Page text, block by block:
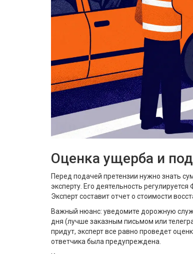
Оценка ущерба и
Перед подачей претензии нужно знать
эксперту. Его деятельность
Эксперт составит отчет о стоимости
Важный нюанс: уведомите дорожную
дня (лучше заказным письмом или
придут, эксперт все равно проведет
ответчика была предупреждена.